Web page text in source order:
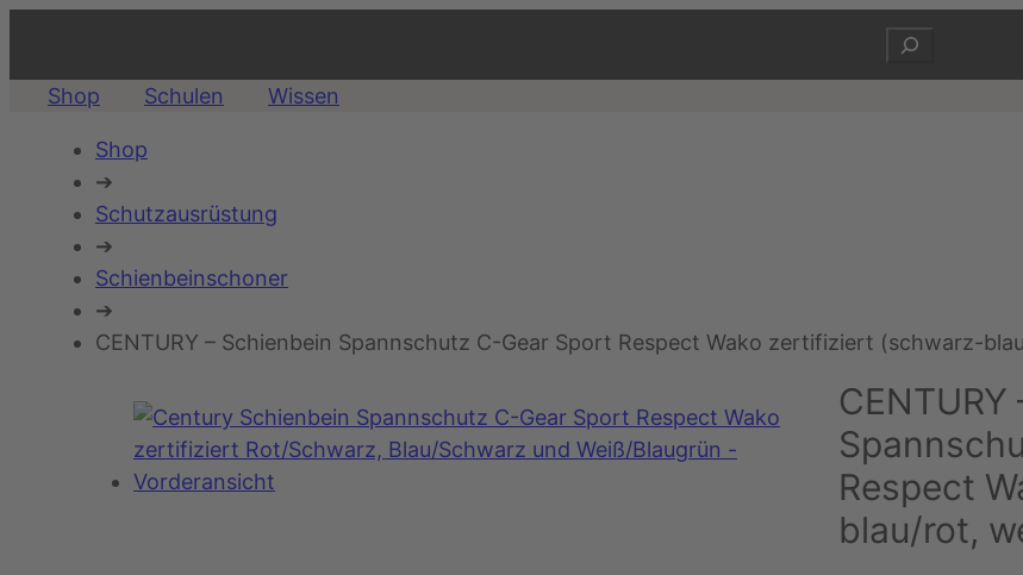
Suchen
Shop Schulen Wissen
Shop
➔
Schutzausrüstung
➔
Schienbeinschoner
➔
CENTURY – Schienbein Spannschutz C-Gear Sport Respect Wako zertifiziert (schwarz-
Respect
blau/rot,